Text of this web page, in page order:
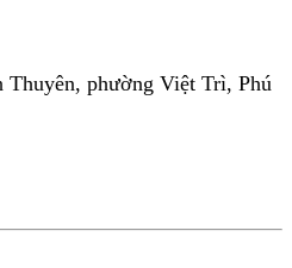
Thuyên, phường Việt Trì, Phú